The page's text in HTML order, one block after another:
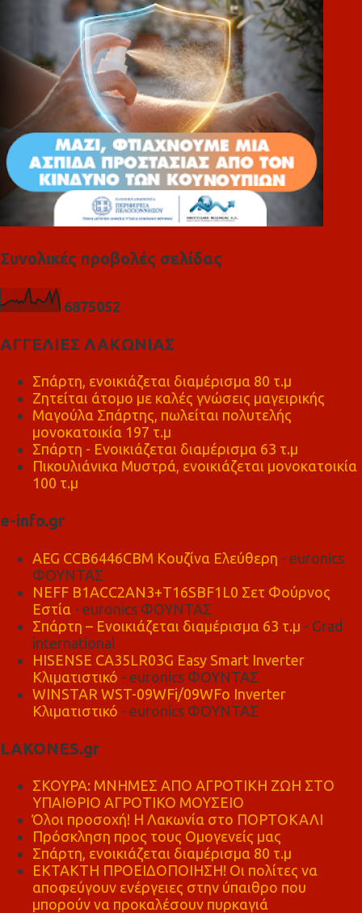
Συνολικές προβολές σελίδας
6875052
ΑΓΓΕΛΙΕΣ ΛΑΚΩΝΙΑΣ
Σπάρτη, ενοικιάζεται διαμέρισμα 80 τ.μ
Ζητείται άτομο με καλές γνώσεις μαγειρικής
Μαγούλα Σπάρτης, πωλείται πολυτελής
μονοκατοικία 197 τ.μ
Σπάρτη - Ενοικιάζεται διαμέρισμα 63 τ.μ
Πικουλιάνικα Μυστρά, ενοικιάζεται μονοκατοικία
100 τ.μ
e-info.gr
AEG CCB6446CBM Κουζίνα Ελεύθερη - euronics
ΦΟΥΝΤΑΣ
NEFF B1ACC2AN3+T16SBF1L0 Σετ Φούρνος
Εστία - euronics ΦΟΥΝΤΑΣ
Σπάρτη – Ενοικιάζεται διαμέρισμα 63 τ.μ - Grad
international
HISENSE CA35LR03G Easy Smart Inverter
Κλιματιστικό - euronics ΦΟΥΝΤΑΣ
WINSTAR WST-09WFi/09WFo Inverter
Κλιματιστικό - euronics ΦΟΥΝΤΑΣ
LAKONES.gr
ΣΚΟΥΡΑ: ΜΝΗΜΕΣ ΑΠΟ ΑΓΡΟΤΙΚΗ ΖΩΗ ΣΤΟ
ΥΠΑΙΘΡΙΟ ΑΓΡΟΤΙΚΟ ΜΟΥΣΕΙΟ
Όλοι προσοχή! Η Λακωνία στο ΠΟΡΤΟΚΑΛΙ
Πρόσκληση προς τους Ομογενείς μας
Σπάρτη, ενοικιάζεται διαμέρισμα 80 τ.μ
ΕΚΤΑΚΤΗ ΠΡΟΕΙΔΟΠΟΙΗΣΗ! Οι πολίτες να
αποφεύγουν ενέργειες στην ύπαιθρο που
μπορούν να προκαλέσουν πυρκαγιά